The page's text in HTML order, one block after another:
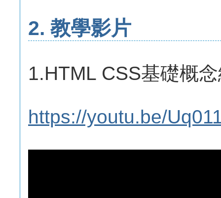
2. 教學影片
1.HTML CSS基礎概
https://youtu.be/